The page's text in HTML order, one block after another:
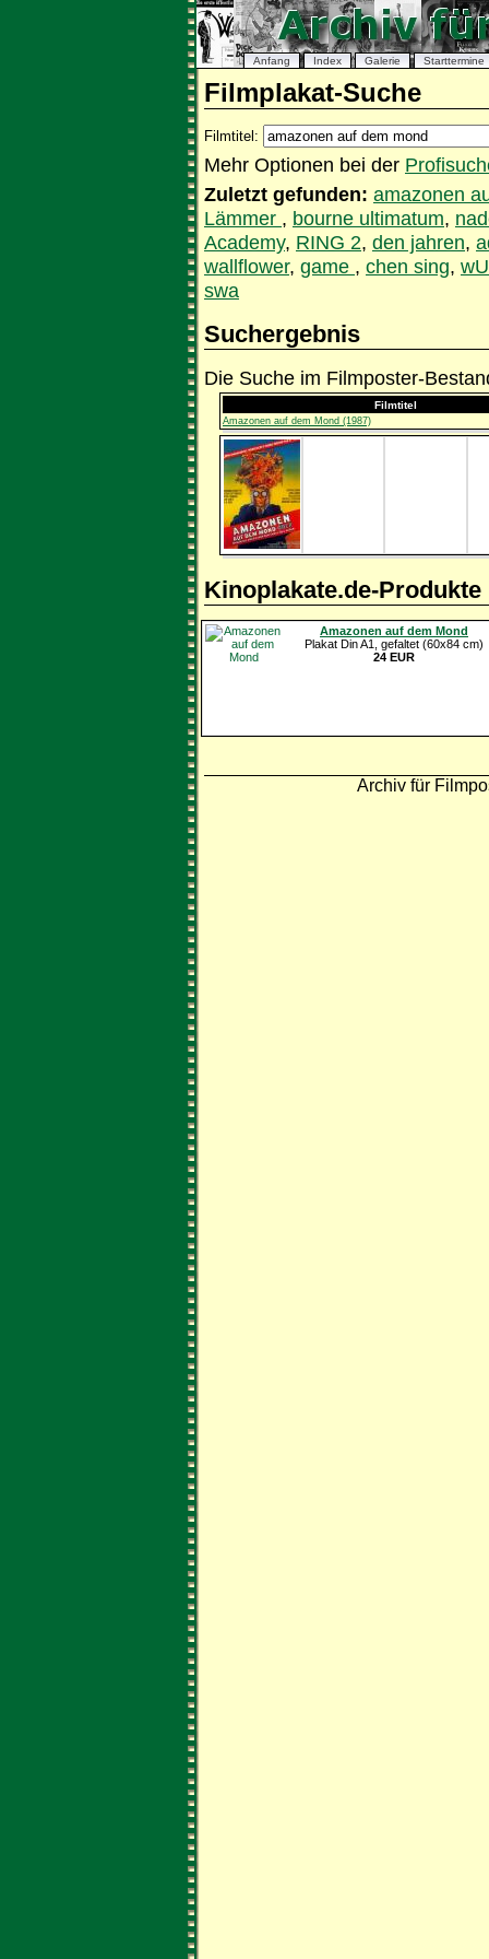
Anfang Index Galerie Starttermine
Filmplakat-Suche
Filmtitel:
Mehr Optionen bei der
Zuletzt gefunden: amazonen
Lämmer , bourne ultimatum,
Academy, RING 2, den jahren,
wallflower, game , chen sing,
swa
Suchergebnis
Die Suche im Filmposter-
Filmtitel
Amazonen auf dem Mond (1987)
Kinoplakate.de-Produkte
Amazonen auf dem Mond
Plakat Din A1, gefaltet (60x84 cm)
24 EUR
Archiv für